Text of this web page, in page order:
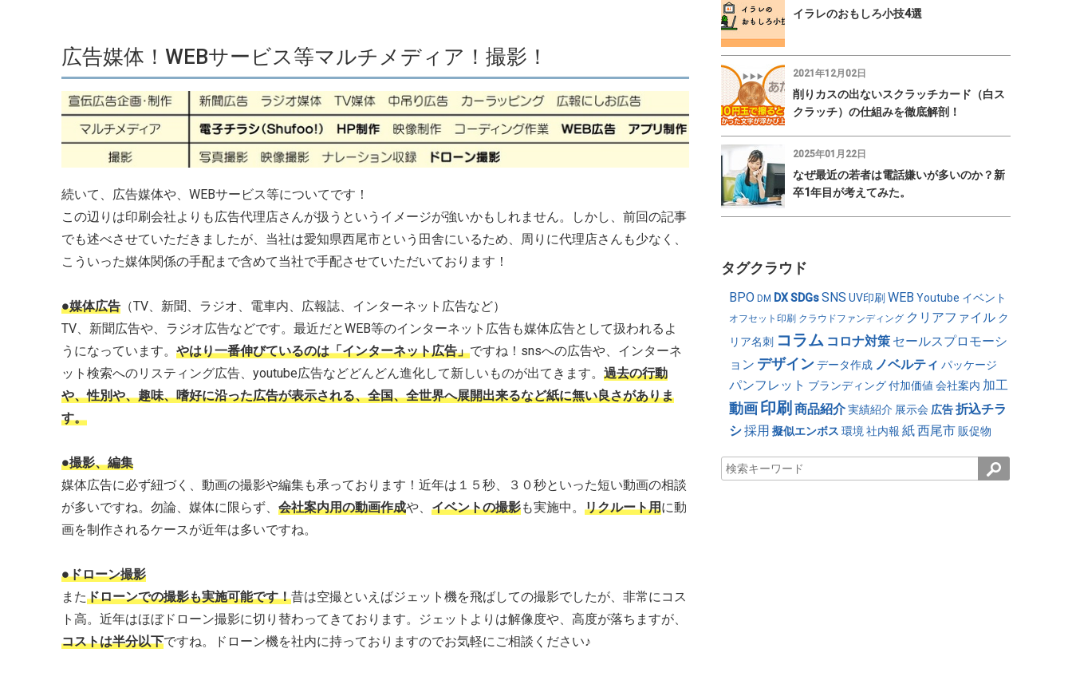
広告媒体！WEBサービス等マルチメディア！撮影！
続いて、広告媒体や、WEBサービス等についてです！
この辺りは印刷会社よりも広告代理店さんが扱うというイメージが強いかもしれません。しかし、前回の記事
でも述べさせていただきましたが、当社は愛知県西尾市という田舎にいるため、周りに代理店さんも少なく、
こういった媒体関係の手配まで含めて当社で手配させていただいております！
●媒体広告 （TV、新聞、ラジオ、電車内、広報誌、インターネット広告など）
TV、新聞広告や、ラジオ広告などです。最近だとWEB等のインターネット広告も媒体広告として扱われるよ
うになっています。 やはり一番伸びているのは「インターネット広告」ですね！snsへの広告や、インターネ
ット検索へのリスティング広告、youtube広告などどんどん進化して新しいものが出てきます。 過去の行動
や、性別や、趣味、嗜好に沿った広告が表示される、全国、全世界へ展開出来るなど紙に無い良さがありま
す。
●撮影、編集
媒体広告に必ず紐づく、動画の撮影や編集も承っております！近年は１５秒、３０秒といった短い動画の相談
が多いですね。勿論、媒体に限らず、 会社案内用の動画作成や、 イベントの撮影も実施中。 リクルート用に動
画を制作されるケースが近年は多いですね。
●ドローン撮影
またドローンでの撮影も実施可能です！昔は空撮といえばジェット機を飛ばしての撮影でしたが、非常にコス
ト高。近年はほぼドローン撮影に切り替わってきております。ジェットよりは解像度や、高度が落ちますが、
コストは半分以下ですね。ドローン機を社内に持っておりますのでお気軽にご相談ください♪
イラレのおもしろ小技4選
2021年12月02日
削りカスの出ないスクラッチカード（白ス
クラッチ）の仕組みを徹底解剖！
2025年01月22日
なぜ最近の若者は電話嫌いが多いのか？新
卒1年目が考えてみた。
タグクラウド
BPO DM DX SDGs SNS UV印刷 WEB Youtube イベント
オフセット印刷 クラウドファンディング クリアファイル ク
リア名刺 コラム コロナ対策 セールスプロモーシ
ョン デザイン データ作成 ノベルティ パッケージ
パンフレット ブランディング 付加価値 会社案内 加工
動画 印刷 商品紹介 実績紹介 展示会 広告 折込チラ
シ採用 擬似エンボス 環境 社内報 紙西尾市 販促物